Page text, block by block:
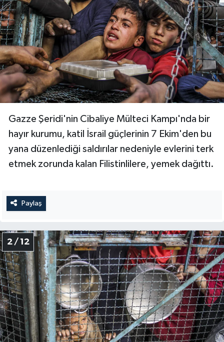
Gazze Şeridi'nin Cibaliye Mülteci Kampı'nda bir
hayır kurumu, katil İsrail güçlerinin 7 Ekim'den bu
yana düzenlediği saldırılar nedeniyle evlerini terk
etmek zorunda kalan Filistinlilere, yemek dağıttı.
Paylaş
2 / 12
Bitlis Müftülüğü
Bolu Müftülüğü
Burdur Müftülüğü
Bursa Müftülüğü
Çanakkale Müftülüğü
Çankırı Müftülüğü
Denizli Müftülüğü
Düzce Müftülüğü
Edirne Müftülüğü
Elazığ Müftülüğü
Erzincan Müftülüğü
Sağlık
Makaleler
Ekonomi
Duyurular
Podcast
Bilim, Teknoloji
Diyanet TV
YAŞAM